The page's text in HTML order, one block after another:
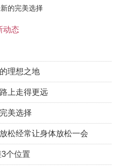
的完美选择
动态
理想之地
上走得更远
美选择
松经常让身体放松一会
个位置